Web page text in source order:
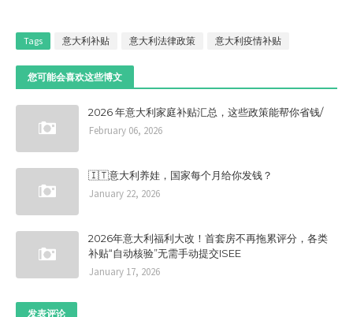
Tags 意大利补贴 意大利法律政策 意大利疫情补贴
您可能会喜欢这些博文
2026 年意大利家庭补贴汇总，这些政策能帮你省钱/
February 06, 2026
🇮🇹意大利养娃，国家每个月给你发钱？
January 22, 2026
2026年意大利福利大改！首套房不再拖累评分，各类
补贴“自动核验”无需手动提交ISEE
January 17, 2026
发表评论